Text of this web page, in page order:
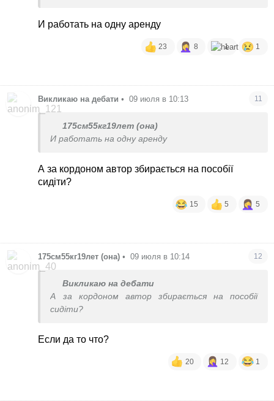
И работать на одну аренду
23 8 1 1
Викликаю на дебати • 09 июля в 10:13 11
175см55кг19лет (она)
И работать на одну аренду
А за кордоном автор збирається на пособії
сидіти?
15 5 5
175см55кг19лет (она) • 09 июля в 10:14 12
Викликаю на дебати
А за кордоном автор збирається на пособії
сидіти?
Если да то что?
20 12 1